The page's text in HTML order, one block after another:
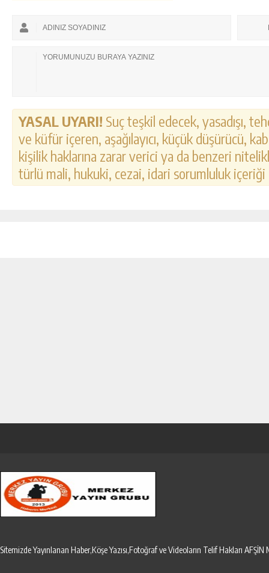
YASAL UYARI! Suç teşkil edecek, yasadışı,
ve küfür içeren, aşağılayıcı, küçük düşürücü,
kişilik haklarına zarar verici ya da benzeri
türlü mali, hukuki, cezai, idari sorumluluk
Sitemizde Yayınlanan Haber,Köşe Yazısı,Fotoğraf ve Videoların Telif Hakları